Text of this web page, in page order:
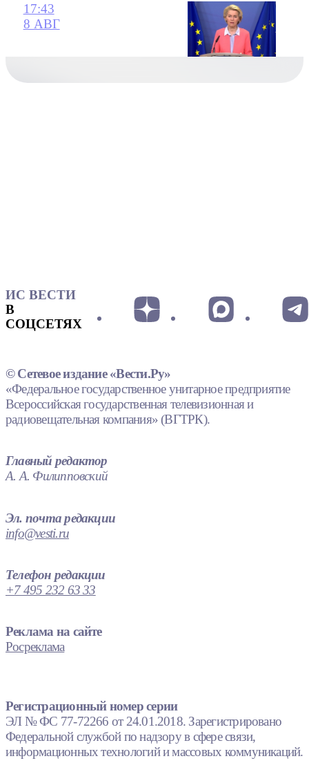
17:43
8 АВГ
ИС ВЕСТИ
В
СОЦСЕТЯХ
© Сетевое издание «Вести.Ру»
«Федеральное государственное унитарное предприятие
Всероссийская государственная телевизионная и
радиовещательная компания» (ВГТРК).
Главный редактор
А. А. Филипповский
Эл. почта редакции
info@vesti.ru
Телефон редакции
+7 495 232 63 33
Реклама на сайте
Росреклама
Регистрационный номер серии
ЭЛ № ФС 77-72266 от 24.01.2018. Зарегистрировано
Федеральной службой по надзору в сфере связи,
информационных технологий и массовых коммуникаций.